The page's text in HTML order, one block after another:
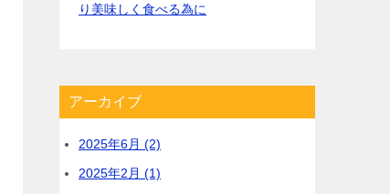
り美味しく食べる為に
アーカイブ
2025年6月 (2)
2025年2月 (1)